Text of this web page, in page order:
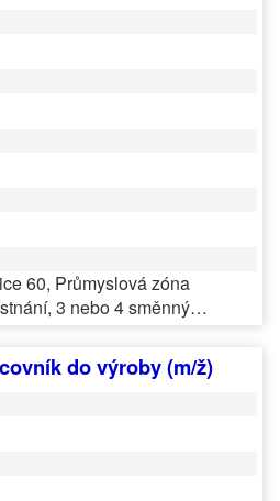
60, Průmyslová zóna
3 nebo 4 směnný…
do výroby (m/ž)